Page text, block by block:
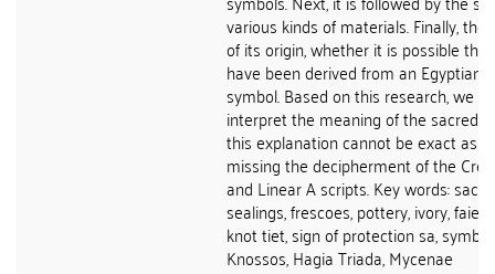
various kinds of materials. Finally,
of its origin, whether it is possible
have been derived from an Egyptian
symbol. Based on this research, we
interpret the meaning of the sacred
this explanation cannot be exact as
missing the decipherment of the
and Linear A scripts. Key words:
sealings, frescoes, pottery, ivory,
knot tiet, sign of protection sa,
Knossos, Hagia Triada, Mycenae